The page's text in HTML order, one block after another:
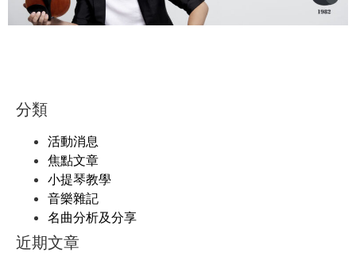
分類
活動消息
焦點文章
小提琴教學
音樂雜記
名曲分析及分享
近期文章